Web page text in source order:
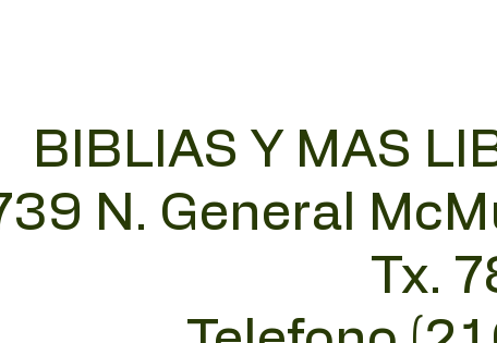
BIBLIAS Y MAS
N. General
Tx.